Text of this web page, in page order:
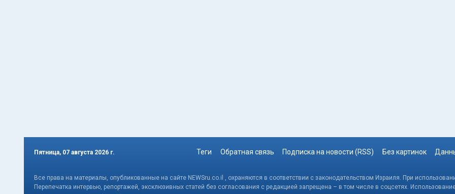
Пятница, 07 августа 2026 г. Теги Обратная связь Подписка на новости (RSS) Без картинок
Все права на материалы, опубликованные на сайте NEWSru.co.il , охраняются в соответствии с законодательством Израиля. При
Перепечатка интервью, репортажей, эксклюзивных статей без согласования с редакцией запрещена – в том числе в соцсетях.